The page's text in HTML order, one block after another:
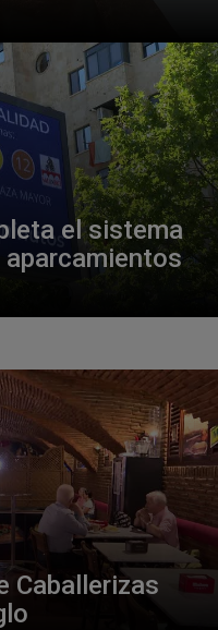
el sistema
Caballerizas